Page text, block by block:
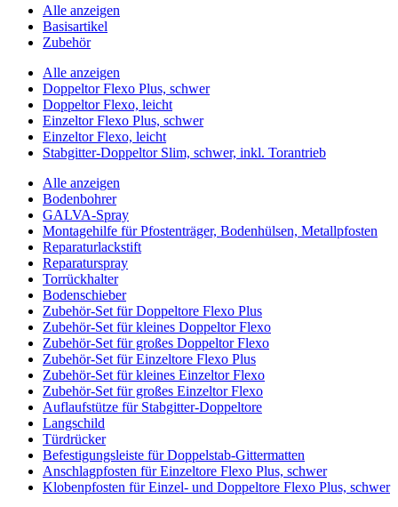
Alle anzeigen
Basisartikel
Zubehör
Alle anzeigen
Doppeltor Flexo Plus, schwer
Doppeltor Flexo, leicht
Einzeltor Flexo Plus, schwer
Einzeltor Flexo, leicht
Stabgitter-Doppeltor Slim, schwer, inkl. Torantrieb
Alle anzeigen
Bodenbohrer
GALVA-Spray
Montagehilfe für Pfostenträger, Bodenhülsen, Metallpfosten
Reparaturlackstift
Reparaturspray
Torrückhalter
Bodenschieber
Zubehör-Set für Doppeltore Flexo Plus
Zubehör-Set für kleines Doppeltor Flexo
Zubehör-Set für großes Doppeltor Flexo
Zubehör-Set für Einzeltore Flexo Plus
Zubehör-Set für kleines Einzeltor Flexo
Zubehör-Set für großes Einzeltor Flexo
Auflaufstütze für Stabgitter-Doppeltore
Langschild
Türdrücker
Befestigungsleiste für Doppelstab-Gittermatten
Anschlagpfosten für Einzeltore Flexo Plus, schwer
Klobenpfosten für Einzel- und Doppeltore Flexo Plus, schwer